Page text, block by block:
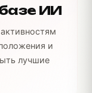
ИИ
и
лучшие